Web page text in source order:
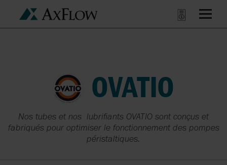
OVATIO
Nos tubes et nos lubrifiants OVATIO sont conçus et
fabriqués pour optimiser le fonctionnement des pompes
péristaltiques.